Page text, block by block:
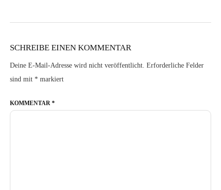
SCHREIBE EINEN KOMMENTAR
Deine E-Mail-Adresse wird nicht veröffentlicht. Erforderliche Felder
sind mit * markiert
KOMMENTAR *